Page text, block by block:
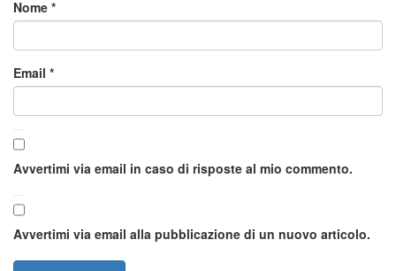
Nome *
Email *
Avvertimi via email in caso di risposte al mio commento.
Avvertimi via email alla pubblicazione di un nuovo articolo.